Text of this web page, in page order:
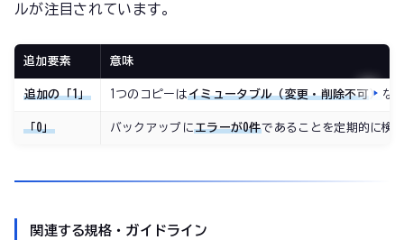
ルが注目されています。
追加要素 意味
追加の「1」 1つのコピーはイミュータブル（変更・削除不可） な
「0」 バックアップにエラーが0件であることを定期的に検
関連する規格・ガイドライン